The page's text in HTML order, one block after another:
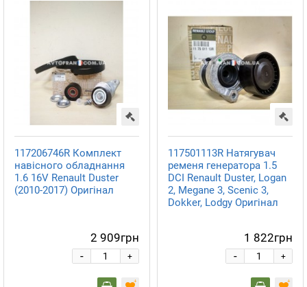
117206746R Комплект
навісного обладнання
1.6 16V Renault Duster
(2010-2017) Оригінал
2 909грн
+
-
117501113R Натягувач
ременя генератора 1.5
DCI Renault Duster, Logan
2, Megane 3, Scenic 3,
Dokker, Lodgy Оригінал
1 822грн
+
-